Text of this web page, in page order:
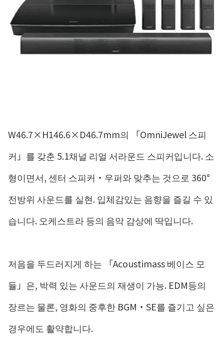
W46.7×H146.6×D46.7mm의 「OmniJewel 스피
커」를 갖춘 5.1채널 리얼 서라운드 스피커입니다. 소
형이면서, 센터 스피커・우퍼와 맞추는 것으로 360°
전방위 사운드를 실현. 입체감있는 음향을 즐길 수 있
습니다. 오케스트라 등의 음악 감상에 딱입니다.
저음을 두드러지게 하는 「Acoustimass 베이스 모
듈」은, 박력 있는 사운드의 재생이 가능. EDM등의
장르는 물론, 영화의 중후한 BGM・SE를 즐기고 싶은
경우에도 활약합니다.